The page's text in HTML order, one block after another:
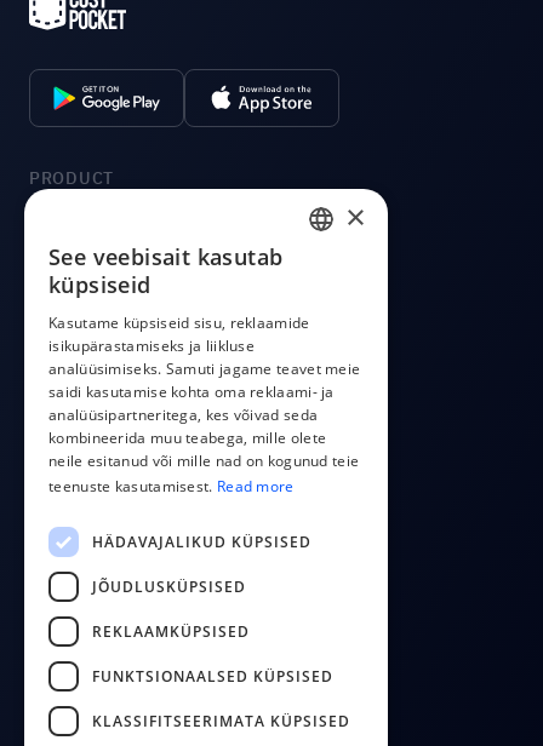
PRODUCT
Hinnad
CostPocket API
App arvete saatmiseks
COMPANY
Meist
Kontakt
FOLLOW US
YouTube
Facebook
LinkedIn
POLISH
RUSSIAN
FINNISH
×
See veebisait kasutab
küpsiseid
Kasutame küpsiseid sisu, reklaamide
isikupärastamiseks ja liikluse
analüüsimiseks. Samuti jagame teavet meie
saidi kasutamise kohta oma reklaami- ja
analüüsipartneritega, kes võivad seda
kombineerida muu teabega, mille olete
neile esitanud või mille nad on kogunud teie
teenuste kasutamisest. Read more
HÄDAVAJALIKUD KÜPSISED
JÕUDLUSKÜPSISED
REKLAAMKÜPSISED
FUNKTSIONAALSED KÜPSISED
KLASSIFITSEERIMATA KÜPSISED